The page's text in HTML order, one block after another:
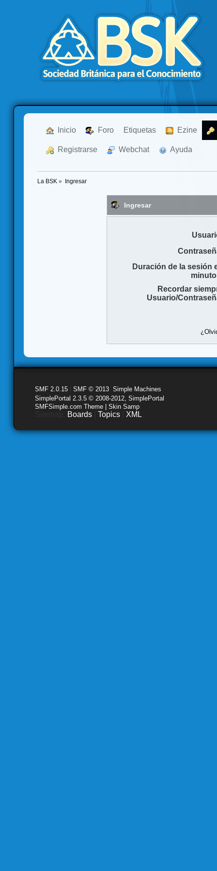
Inicio Foro Etiquetas Ezine
Registrarse Webchat Ayuda
La BSK » Ingresar
Ingresar
Duración de la sesión
Recordar
Usuario/
SMF 2.0.15 SMF © 2013 Simple Machines
SimplePortal 2.3.5 © 2008-2012, SimplePortal
SMFSimple.com Theme | Skin Samp
Boards Topics XML